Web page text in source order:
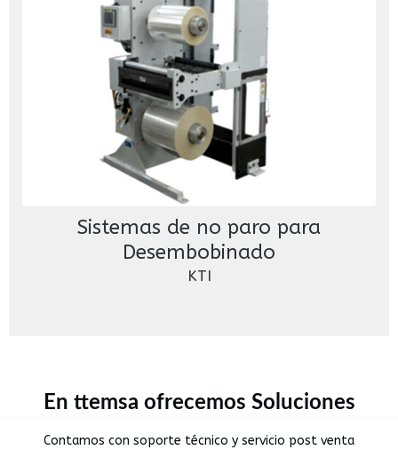
Sistemas de no paro para
Desembobinado
KTI
En ttemsa ofrecemos Soluciones
Contamos con soporte técnico y servicio post venta